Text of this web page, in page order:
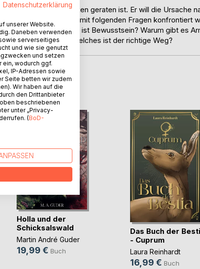
die Welt aus den Fugen geraten ist. Er will die Ursache
in denen er u.a. mit folgenden Fragen konfrontiert
Was ist Freiheit? Was ist Bewusstsein? Warum gibt es
komische Sachen? Welches ist der richtige Weg?
BoD
Holla und der
Schicksalswald
Martin André Guder
19,99 € Buch
Das Buch der
- Cuprum
Laura Reinhardt
16,99 € Buch
Datenschutzerklärung
unserer Website.
Daneben verwenden
serverseitiges
und wie sie genutzt
und setzen
ein, wodurch ggf.
IP-Adressen sowie
Seite betten wir zudem
Wir haben auf die
den Drittanbieter
beschriebenen
unter „Privacy-
(BoD-